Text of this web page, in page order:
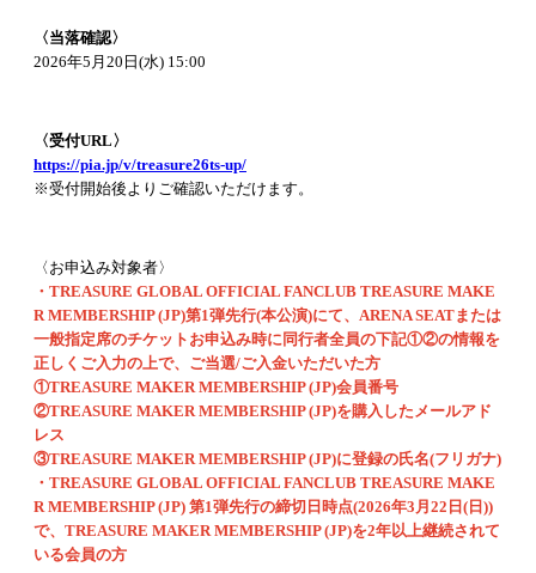
〈当落確認〉
2026年5月20日(水) 15:00
〈受付URL〉
https://pia.jp/v/treasure26ts-up/
※受付開始後よりご確認いただけます。
〈お申込み対象者〉
・TREASURE GLOBAL OFFICIAL FANCLUB TREASURE MAKE
R MEMBERSHIP (JP)第1弾先行(本公演)にて、ARENA SEATまたは
一般指定席のチケットお申込み時に同行者全員の下記①②の情報を
正しくご入力の上で、ご当選/ご入金いただいた方
①TREASURE MAKER MEMBERSHIP (JP)会員番号
②TREASURE MAKER MEMBERSHIP (JP)を購入したメールアド
レス
③TREASURE MAKER MEMBERSHIP (JP)に登録の氏名(フリガナ)
・TREASURE GLOBAL OFFICIAL FANCLUB TREASURE MAKE
R MEMBERSHIP (JP) 第1弾先行の締切日時点(2026年3月22日(日))
で、TREASURE MAKER MEMBERSHIP (JP)を2年以上継続されて
いる会員の方